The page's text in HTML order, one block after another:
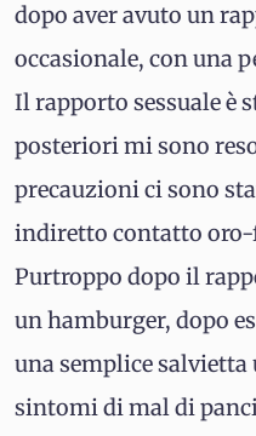
dopo aver avuto un
occasionale, con una
Il rapporto sessuale è
posteriori mi sono
precauzioni ci sono
indiretto contatto oro-
Purtroppo dopo il
un hamburger, dopo
una semplice
sintomi di mal di